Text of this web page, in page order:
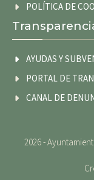
POLÍTICA DE
AYUDAS Y
PORTAL DE
CANAL DE
2026 -